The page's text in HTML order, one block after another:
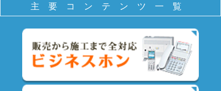
主要コンテンツ一覧